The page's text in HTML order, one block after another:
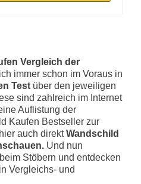
Vergleich der
immer schon im Voraus in
Test über den jeweiligen
sind zahlreich im Internet
Auflistung der
Kaufen Bestseller zur
auch direktWandschild
Und nun
Stöbern und entdecken
Vergleichs- und